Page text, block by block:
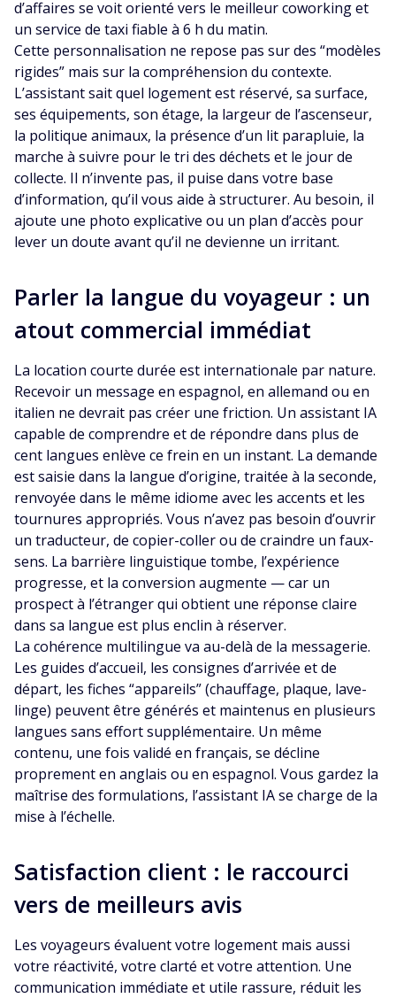
d’affaires se voit orienté vers le meilleur coworking et
un service de taxi fiable à 6 h du matin.
Cette personnalisation ne repose pas sur des “modèles
rigides” mais sur la compréhension du contexte.
L’assistant sait quel logement est réservé, sa surface,
ses équipements, son étage, la largeur de l’ascenseur,
la politique animaux, la présence d’un lit parapluie, la
marche à suivre pour le tri des déchets et le jour de
collecte. Il n’invente pas, il puise dans votre base
d’information, qu’il vous aide à structurer. Au besoin, il
ajoute une photo explicative ou un plan d’accès pour
lever un doute avant qu’il ne devienne un irritant.
Parler la langue du voyageur : un
atout commercial immédiat
La location courte durée est internationale par nature.
Recevoir un message en espagnol, en allemand ou en
italien ne devrait pas créer une friction. Un assistant IA
capable de comprendre et de répondre dans plus de
cent langues enlève ce frein en un instant. La demande
est saisie dans la langue d’origine, traitée à la seconde,
renvoyée dans le même idiome avec les accents et les
tournures appropriés. Vous n’avez pas besoin d’ouvrir
un traducteur, de copier-coller ou de craindre un faux-
sens. La barrière linguistique tombe, l’expérience
progresse, et la conversion augmente — car un
prospect à l’étranger qui obtient une réponse claire
dans sa langue est plus enclin à réserver.
La cohérence multilingue va au-delà de la messagerie.
Les guides d’accueil, les consignes d’arrivée et de
départ, les fiches “appareils” (chauffage, plaque, lave-
linge) peuvent être générés et maintenus en plusieurs
langues sans effort supplémentaire. Un même
contenu, une fois validé en français, se décline
proprement en anglais ou en espagnol. Vous gardez la
maîtrise des formulations, l’assistant IA se charge de la
mise à l’échelle.
Satisfaction client : le raccourci
vers de meilleurs avis
Les voyageurs évaluent votre logement mais aussi
votre réactivité, votre clarté et votre attention. Une
communication immédiate et utile rassure, réduit les